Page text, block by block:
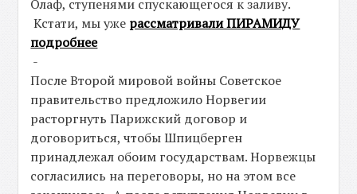
Олаф, ступенями спускающегося к заливу.
Кстати, мы уже рассматривали ПИРАМИДУ
подробнее
-
После Второй мировой войны Советское
правительство предложило Норвегии
расторгнуть Парижский договор и
договориться, чтобы Шпицберген
принадлежал обоим государствам. Норвежцы
согласились на переговоры, но на этом все